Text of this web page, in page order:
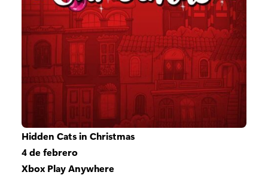
Hidden Cats in Christmas
4 de febrero
Xbox Play Anywhere